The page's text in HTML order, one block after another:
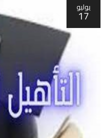
يوليو
17